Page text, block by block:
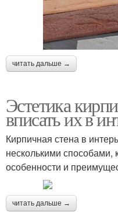
читать дальше →
Эстетика
вписать их в
Кирпичная стена в
несколькими способами,
особенности и
читать дальше →